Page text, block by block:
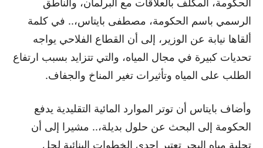
الرسمي باسم الحكومة، مصطفى بايتاس،.. في كلمة
ألقاها نيابة عن الوزير، إلى أن القطاع الفلاحي يواجه
تحديات كبيرة في مجال المياه، والتي تتزايد بسبب ارتفاع
الطلب على المياه وتأثيرات تغير المناخ والجفاف.
وأضاف بايتاس أن توتر الموارد المائية التقليدية يدفع
الحكومة إلى البحث عن حلول بديلة،.. مشيرا إلى أن
تحلية مياه البحر تعتبر إحدى الخطوات البنائية لحل